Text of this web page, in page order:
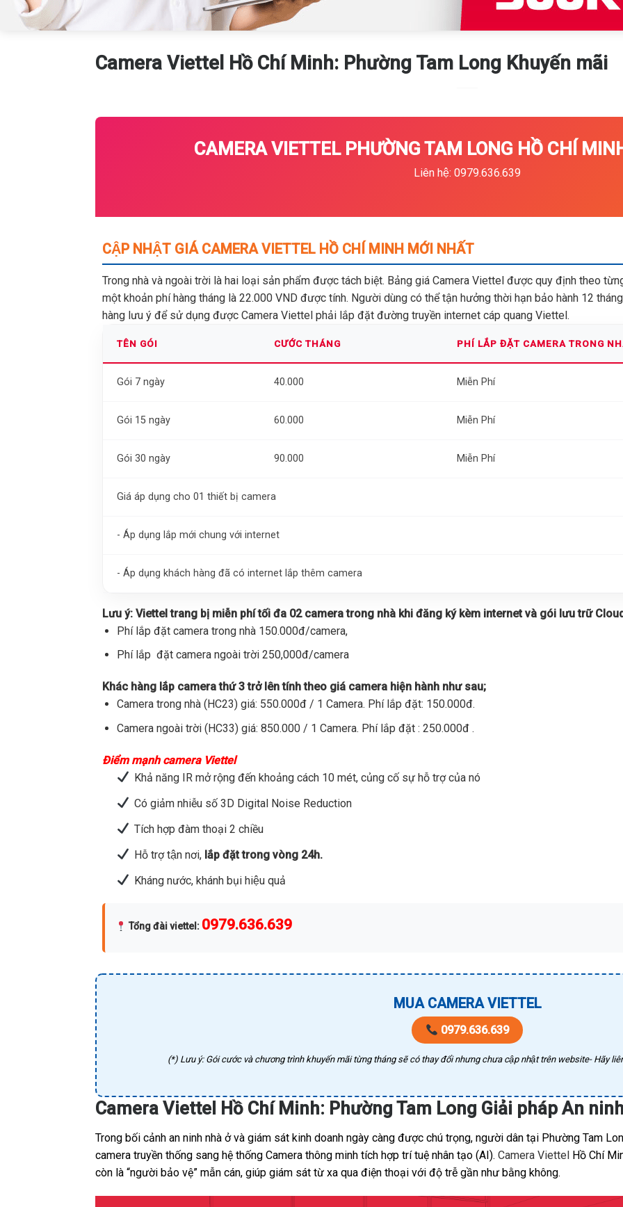
Camera Viettel Hồ Chí Minh: Phường Tam Long Khuyến mãi
CAMERA VIETTEL PHƯỜNG TAM LONG HỒ CHÍ
Liên hệ: 0979.636.639
CẬP NHẬT GIÁ CAMERA VIETTEL HỒ CHÍ MINH MỚI NHẤT
Trong nhà và ngoài trời là hai loại sản phẩm được tách biệt. Bảng giá Camera Viettel được quy định theo
một khoản phí hàng tháng là 22.000 VND được tính. Người dùng có thể tận hưởng thời hạn bảo hành 12
hàng lưu ý để sử dụng được Camera Viettel phải lắp đặt đường truyền internet cáp quang Viettel.
TÊN GÓI CƯỚC THÁNG PHÍ LẮP ĐẶT CAMERA TRONG
Gói 7 ngày 40.000 Miễn Phí
Gói 15 ngày 60.000 Miễn Phí
Gói 30 ngày 90.000 Miễn Phí
Giá áp dụng cho 01 thiết bị camera
- Áp dụng lắp mới chung với internet
- Áp dụng khách hàng đã có internet lắp thêm camera
Lưu ý: Viettel trang bị miễn phí tối đa 02 camera trong nhà khi đăng ký kèm internet và gói lưu trữ
Phí lắp đặt camera trong nhà 150.000đ/camera,
Phí lắp đặt camera ngoài trời 250,000đ/camera
Khác hàng lắp camera thứ 3 trở lên tính theo giá camera hiện hành như sau;
Camera trong nhà (HC23) giá: 550.000đ / 1 Camera. Phí lắp đặt: 150.000đ.
Camera ngoài trời (HC33) giá: 850.000 / 1 Camera. Phí lắp đặt : 250.000đ .
Điểm mạnh camera Viettel
Khả năng IR mở rộng đến khoảng cách 10 mét, củng cố sự hỗ trợ của nó
Có giảm nhiễu số 3D Digital Noise Reduction
Tích hợp đàm thoại 2 chiều
Hỗ trợ tận nơi,lắp đặt trong vòng 24h.
Kháng nước, khánh bụi hiệu quả
Tổng đài viettel : 0979.636.639
MUA CAMERA VIETTEL
0979.636.639
(*) Lưu ý: Gói cước và chương trình khuyến mãi từng tháng sẽ có thay đổi nhưng chưa cập nhật trên website- Hãy
Camera Viettel Hồ Chí Minh: Phường Tam Long Giải pháp An
Trong bối cảnh an ninh nhà ở và giám sát kinh doanh ngày càng được chú trọng, người dân tại Phường Tam
camera truyền thống sang hệ thống Camera thông minh tích hợp trí tuệ nhân tạo (AI). Camera Viettel Hồ Chí
còn là “người bảo vệ” mẫn cán, giúp giám sát từ xa qua điện thoại với độ trễ gần như bằng không.